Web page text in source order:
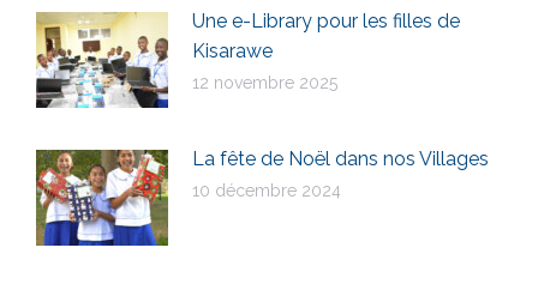
Une e-Library pour les filles de
Kisarawe
12 novembre 2025
La fête de Noël dans nos Villages
10 décembre 2024